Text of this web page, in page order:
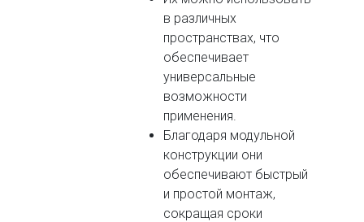
в различных
пространствах, что
обеспечивает
универсальные
возможности
применения.
Благодаря модульной
конструкции они
обеспечивают быстрый
и простой монтаж,
сокращая сроки